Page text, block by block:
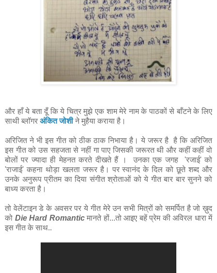
और हाँ ये बता दूँ कि ये चित्र मुझे एक शाम मेरे नाम के पाठकों से बाँटने के लिए
साथी ब्लॉगर अंकित जोशी ने मुहैया कराया है।
अरिजित ने भी इस गीत को ठीक ठाक निभाया है। ये जरूर है है कि अरिजित
इस गीत को उस सहजता से नहीं गा पाए जिसकी जरूरत थी और कहीं कहीं वो
बोलों पर ज्यादा ही मेहनत करते दीखते हैं । उनका एक जगह 'रजाई' को
'राजाई' कहना थोड़ा खलता जरूर है। पर स्वानंद के दिल को छूते शब्द और
उनके अनुरूप प्रीतम का दिया संगीत श्रोताओं को ये गीत बार बार सुनने को
बाध्य करता है।
तो वेलेंटाइन डे के अवसर पर ये गीत मेरे उन सभी मित्रों को समर्पित है जो ख़ुद
को Die Hard Romanticमानते हों...तो आइए बहें प्रेम की अविरल धारा में
इस गीत के साथ..